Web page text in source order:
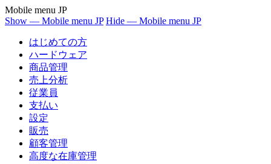
Mobile menu JP
Show — Mobile menu JP Hide — Mobile menu JP
はじめての方
ハードウェア
商品管理
売上分析
従業員
支払い
設定
販売
顧客管理
高度な在庫管理